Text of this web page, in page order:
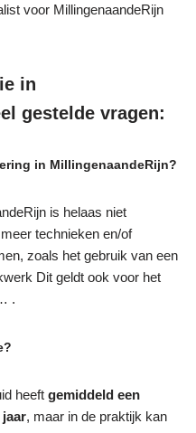
voor MillingenaandeRijn
in
gestelde vragen:
in MillingenaandeRijn?
is helaas niet
technieken en/of
zoals het gebruik van een
Dit geldt ook voor het
.
heeft gemiddeld een
, maar in de praktijk kan